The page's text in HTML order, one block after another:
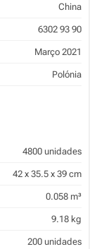
China
6302 93 90
Março 2021
Polónia
4800 unidades
42 x 35.5 x 39 cm
0.058 m³
9.18 kg
200 unidades